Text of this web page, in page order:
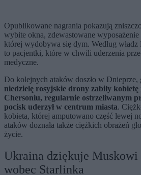
Opublikowane nagrania pokazują
wybite okna, zdewastowane
której wydobywa się dym. Według
to pacjentki, które w chwili uderzenia
medyczne.
Do kolejnych ataków doszło w
niedzielę rosyjskie drony zabiły
Chersoniu, regularnie ostrzeliwanym
pocisk uderzył w centrum miasta.
kobieta, której amputowano część lewej
ataków doznała także ciężkich obrażeń
życie.
Ukraina dziękuje Muskowi
wobec Starlinka